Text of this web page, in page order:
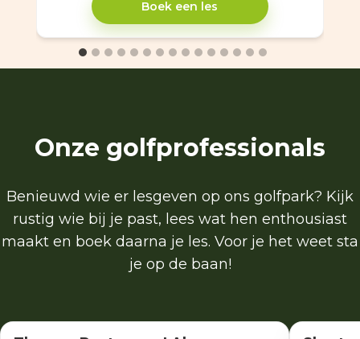
Boek een les
Onze golfprofessionals
Benieuwd wie er lesgeven op ons golfpark? Kijk
rustig wie bij je past, lees wat hen enthousiast
maakt en boek daarna je les. Voor je het weet sta
je op de baan!